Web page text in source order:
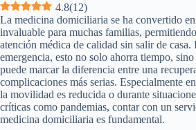
4.8(12)
La medicina domiciliaria se ha convertido
invaluable para muchas familias,
atención médica de calidad sin salir de casa.
emergencia, esto no solo ahorra tiempo,
puede marcar la diferencia entre una
complicaciones más serias. Especialmente
la movilidad es reducida o durante
críticas como pandemias, contar con un
medicina domiciliaria es fundamental.